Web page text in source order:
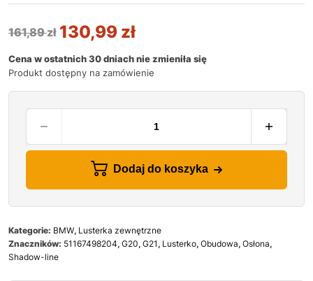
161,89zł 130,99 zł
Cena w ostatnich 30 dniach nie zmieniła się
Produkt dostępny na zamówienie
Dodaj do koszyka
Kategorie: BMW, Lusterka zewnętrzne
Znaczników: 51167498204, G20, G21 , Lusterko, Obudowa, Osłona,
Shadow-line